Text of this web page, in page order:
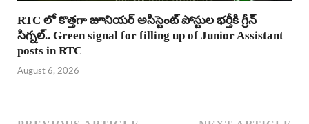
RTC లో కొత్తగా జూనియర్ అసిస్టెంట్ పోస్టుల భర్తీకి గ్రీన్
సిగ్నల్.. Green signal for filling up of Junior Assistant
posts in RTC
August 6, 2026